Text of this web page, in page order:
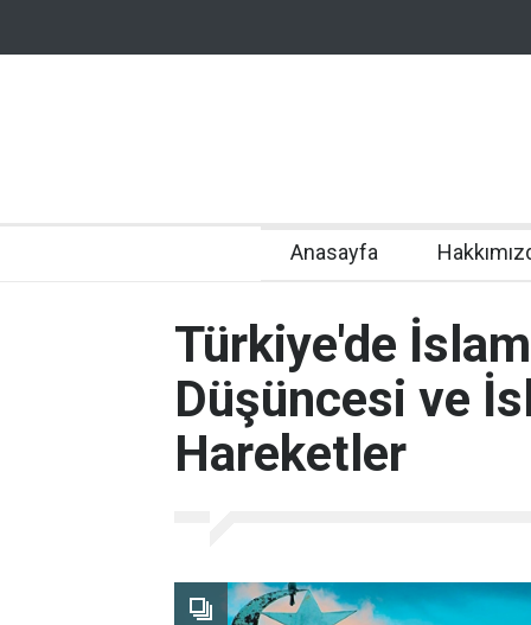
Anasayfa
Türkiye'de
Düşüncesi ve
Hareketler